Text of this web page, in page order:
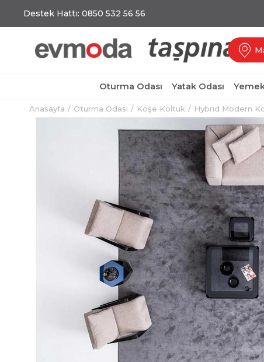
Destek Hattı: 0850 532 56 56
Oturma Odası Yatak Odası
Anasayfa Oturma Odası Köşe Koltuk Hybrid Modern